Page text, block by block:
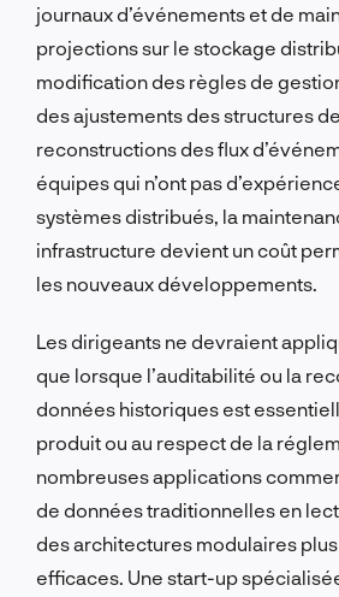
journaux d’événements et de
projections sur le stockage
modification des règles de
des ajustements des structures
reconstructions des flux
équipes qui n’ont pas
systèmes distribués, la
infrastructure devient un coût
les nouveaux développements.
Les dirigeants ne devraient
que lorsque l’auditabilité ou la
données historiques est
produit ou au respect de la
nombreuses applications
de données traditionnelles en
des architectures modulaires
efficaces. Une start-up